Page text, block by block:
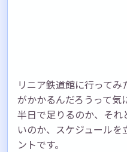
リニア鉄道館に行って
がかかるんだろうって気
半日で足りるのか、そ
いのか、スケジュール
ントです。